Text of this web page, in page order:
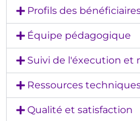
Profils des
Équipe pédagogique
Suivi de l'éxecution et
Ressources
Qualité et satisfaction